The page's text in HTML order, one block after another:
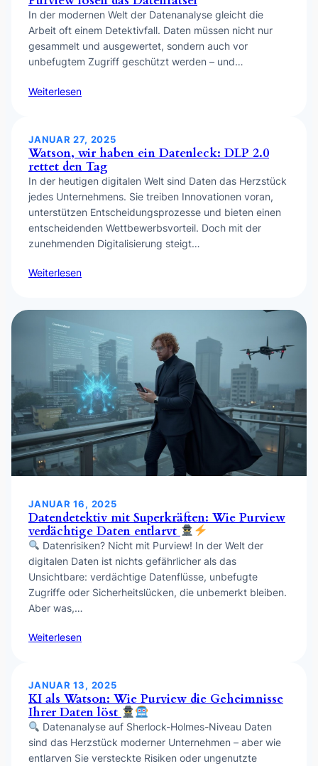
In der modernen Welt der Datenanalyse gleicht die
Arbeit oft einem Detektivfall. Daten müssen nicht nur
gesammelt und ausgewertet, sondern auch vor
unbefugtem Zugriff geschützt werden – und…
Weiterlesen
JANUAR 27, 2025
Watson, wir haben ein Datenleck: DLP 2.0
rettet den Tag
In der heutigen digitalen Welt sind Daten das Herzstück
jedes Unternehmens. Sie treiben Innovationen voran,
unterstützen Entscheidungsprozesse und bieten einen
entscheidenden Wettbewerbsvorteil. Doch mit der
zunehmenden Digitalisierung steigt…
Weiterlesen
JANUAR 16, 2025
Datendetektiv mit Superkräften: Wie Purview
verdächtige Daten entlarvt
Datenrisiken? Nicht mit Purview! In der Welt der
digitalen Daten ist nichts gefährlicher als das
Unsichtbare: verdächtige Datenflüsse, unbefugte
Zugriffe oder Sicherheitslücken, die unbemerkt bleiben.
Aber was,…
Weiterlesen
JANUAR 13, 2025
KI als Watson: Wie Purview die Geheimnisse
Ihrer Daten löst
Datenanalyse auf Sherlock-Holmes-Niveau Daten
sind das Herzstück moderner Unternehmen – aber wie
entlarven Sie versteckte Risiken oder ungenutzte